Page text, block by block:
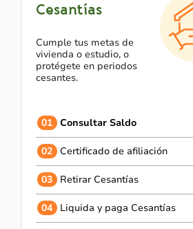
Cesantías
Cumple tus metas de
vivienda o estudio, o
protégete en periodos
cesantes.
01 Consultar Saldo
02 Certificado de afiliación
03 Retirar Cesantías
04 Liquida y paga Cesantías